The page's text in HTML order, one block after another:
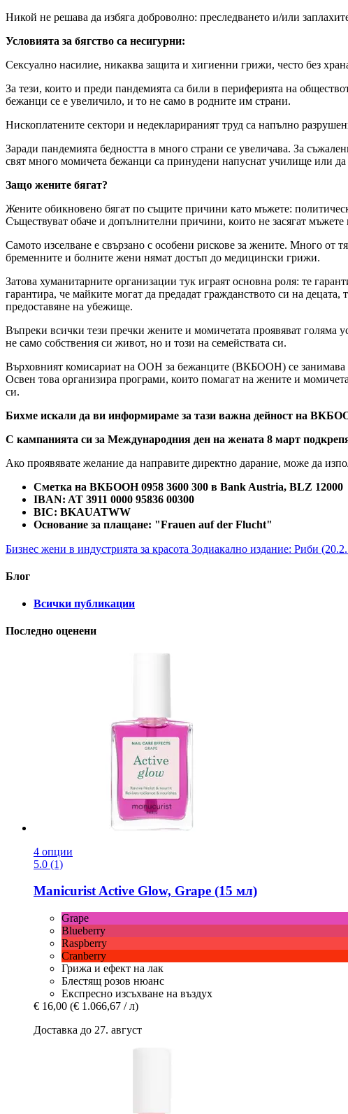
Никой не решава да избяга доброволно: преследването и/или
Условията за бягство са несигурни:
Сексуално насилие, никаква защита и хигиенни грижи, често без
За тези, които и преди пандемията са били в периферията на
бежанци се е увеличило, и то не само в родните им страни.
Нископлатените сектори и недекларираният труд са напълно
Заради пандемията бедността в много страни се увеличава. За
свят много момичета бежанци са принудени напуснат училище или да
Защо жените бягат?
Жените обикновено бягат по същите причини като мъжете:
Съществуват обаче и допълнителни причини, които не засягат
Самото изселване е свързано с особени рискове за жените. Много от
бременните и болните жени нямат достъп до медицински грижи.
Затова хуманитарните организации тук играят основна роля: те
гарантира, че майките могат да предадат гражданството си на
предоставяне на убежище.
Въпреки всички тези пречки жените и момичетата проявяват голяма
не само собствения си живот, но и този на семействата си.
Върховният комисариат на ООН за бежанците (ВКБООН) се занимава
Освен това организира програми, които помагат на жените и
си.
Бихме искали да ви информираме за тази важна дейност на
С кампанията си за Международния ден на жената 8 март
Ако проявявате желание да направите директно дарание, може да
Сметка на ВКБООН 0958 3600 300 в Bank Austria, BLZ 12000
IBAN: AT 3911 0000 95836 00300
BIC: BKAUATWW
Основание за плащане: "Frauen auf der Flucht"
Бизнес жени в индустрията за красота Зодиакално издание: Риби
Блог
Всички публикации
Последно оценени
4 опции
5.0 (1)
ManicuristActive Glow, Grape (15 мл)
Grape
Blueberry
Raspberry
Cranberry
Грижа и ефект на лак
Блестящ розов нюанс
Експресно изсъхване на въздух
€ 16,00 (€ 1.066,67 / л)
Доставка до 27. август